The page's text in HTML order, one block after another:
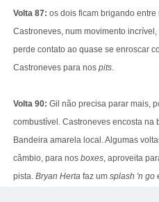
Volta 87: os dois ficam brigando entre
Castroneves, num movimento
perde contato ao quase se enroscar
Castroneves para nos pits.
Volta 90: Gil não precisa parar mais,
combustível. Castroneves encosta na
Bandeira amarela local. Algumas
câmbio, para nos boxes, aproveita
pista. Bryan Herta faz um splash 'n go